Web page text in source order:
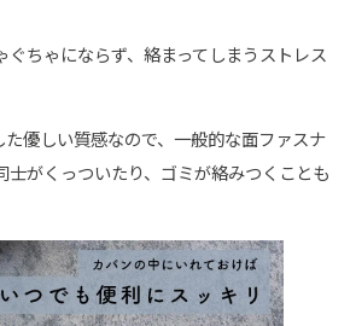
ちゃにならず、絡まってしまうストレス
優しい質感なので、一般的な面ファスナ
士がくっついたり、ゴミが絡みつくことも